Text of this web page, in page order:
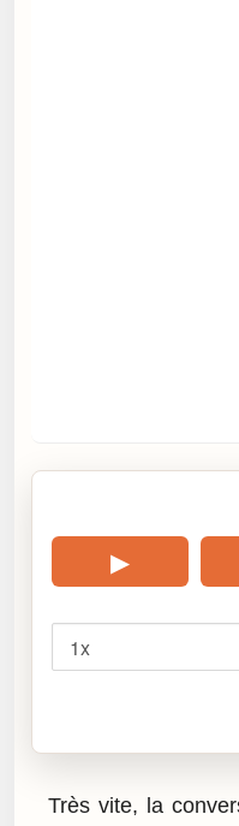
▶
Très vite, la